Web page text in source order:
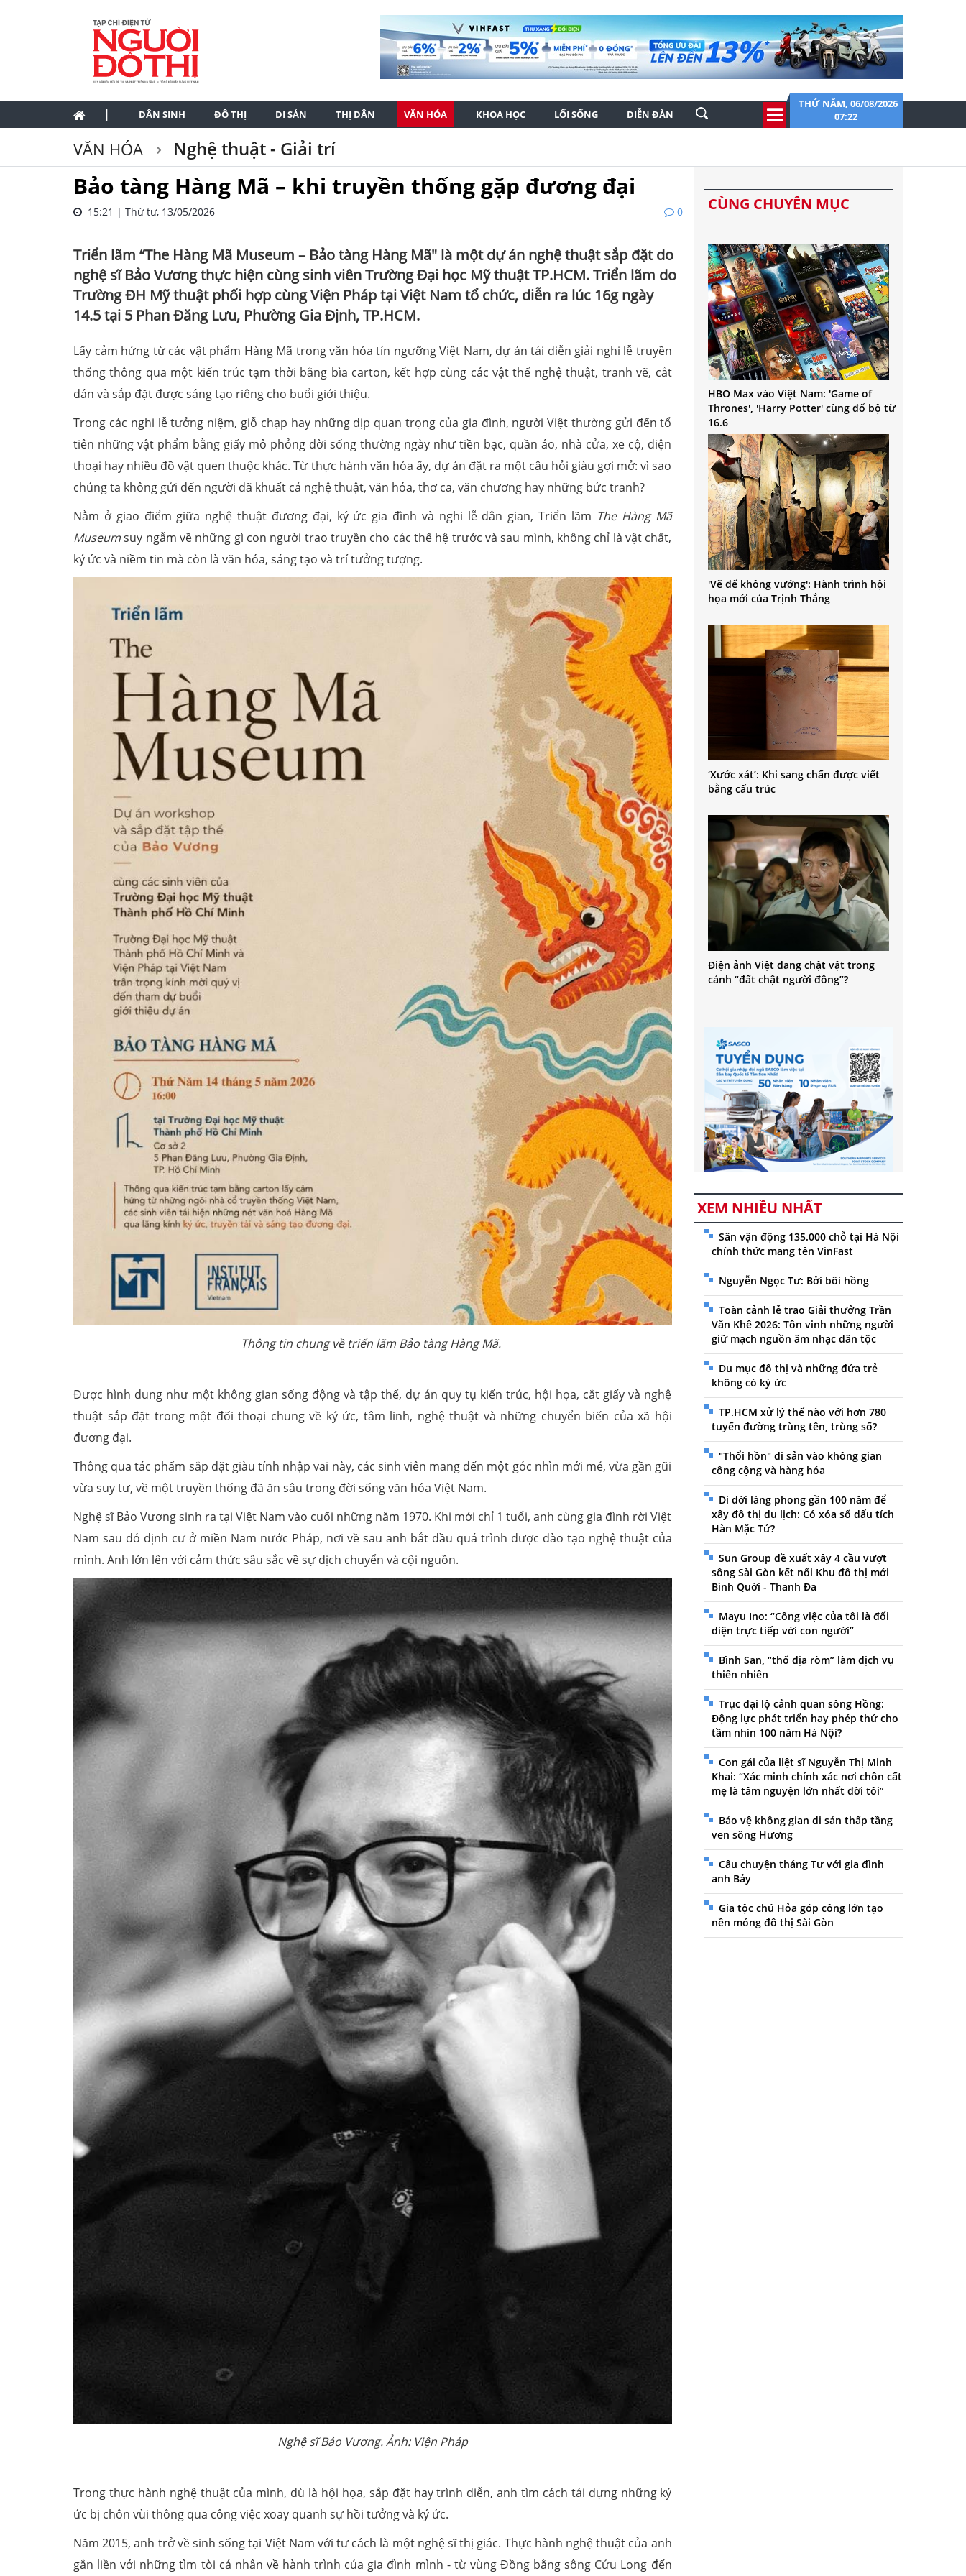
| DÂN SINH ĐÔ THỊ DI SẢN THỊ DÂN VĂN HÓA KHOA HỌC LỐI SỐNG DIỄN ĐÀN
THỨ NĂM, 06/08/2026
07:22
VĂN HÓA Nghệ thuật - Giải trí
Bảo tàng Hàng Mã – khi truyền thống gặp đương đại
15:21 | Thứ tư, 13/05/2026 0
Triển lãm “The Hàng Mã Museum – Bảo tàng Hàng Mã" là một dự án nghệ thuật sắp đặt do
nghệ sĩ Bảo Vương thực hiện cùng sinh viên Trường Đại học Mỹ thuật TP.HCM. Triển lãm do
Trường ĐH Mỹ thuật phối hợp cùng Viện Pháp tại Việt Nam tổ chức, diễn ra lúc 16g ngày
14.5 tại 5 Phan Đăng Lưu, Phường Gia Định, TP.HCM.
Lấy cảm hứng từ các vật phẩm Hàng Mã trong văn hóa tín ngưỡng Việt Nam, dự án tái diễn giải nghi lễ truyền
thống thông qua một kiến trúc tạm thời bằng bìa carton, kết hợp cùng các vật thể nghệ thuật, tranh vẽ, cắt
dán và sắp đặt được sáng tạo riêng cho buổi giới thiệu.
Trong các nghi lễ tưởng niệm, giỗ chạp hay những dịp quan trọng của gia đình, người Việt thường gửi đến tổ
tiên những vật phẩm bằng giấy mô phỏng đời sống thường ngày như tiền bạc, quần áo, nhà cửa, xe cộ, điện
thoại hay nhiều đồ vật quen thuộc khác. Từ thực hành văn hóa ấy, dự án đặt ra một câu hỏi giàu gợi mở: vì sao
chúng ta không gửi đến người đã khuất cả nghệ thuật, văn hóa, thơ ca, văn chương hay những bức tranh?
Nằm ở giao điểm giữa nghệ thuật đương đại, ký ức gia đình và nghi lễ dân gian, Triển lãm The Hàng Mã
Museumsuy ngẫm về những gì con người trao truyền cho các thế hệ trước và sau mình, không chỉ là vật chất,
ký ức và niềm tin mà còn là văn hóa, sáng tạo và trí tưởng tượng.
Thông tin chung về triển lãm Bảo tàng Hàng Mã.
Được hình dung như một không gian sống động và tập thể, dự án quy tụ kiến trúc, hội họa, cắt giấy và nghệ
thuật sắp đặt trong một đối thoại chung về ký ức, tâm linh, nghệ thuật và những chuyển biến của xã hội
đương đại.
Thông qua tác phẩm sắp đặt giàu tính nhập vai này, các sinh viên mang đến một góc nhìn mới mẻ, vừa gần gũi
vừa suy tư, về một truyền thống đã ăn sâu trong đời sống văn hóa Việt Nam.
Nghệ sĩ Bảo Vương sinh ra tại Việt Nam vào cuối những năm 1970. Khi mới chỉ 1 tuổi, anh cùng gia đình rời Việt
Nam sau đó định cư ở miền Nam nước Pháp, nơi về sau anh bắt đầu quá trình được đào tạo nghệ thuật của
mình. Anh lớn lên với cảm thức sâu sắc về sự dịch chuyển và cội nguồn.
Nghệ sĩ Bảo Vương. Ảnh: Viện Pháp
Trong thực hành nghệ thuật của mình, dù là hội họa, sắp đặt hay trình diễn, anh tìm cách tái dựng những ký
ức bị chôn vùi thông qua công việc xoay quanh sự hồi tưởng và ký ức.
Năm 2015, anh trở về sinh sống tại Việt Nam với tư cách là một nghệ sĩ thị giác. Thực hành nghệ thuật của anh
gắn liền với những tìm tòi cá nhân về hành trình của gia đình mình - từ vùng Đồng bằng sông Cửu Long đến
CÙNG CHUYÊN MỤC
HBO Max vào Việt Nam: 'Game of
Thrones', 'Harry Potter' cùng đổ bộ từ
16.6
'Vẽ để không vướng': Hành trình hội
họa mới của Trịnh Thắng
‘Xước xát’: Khi sang chấn được viết
bằng cấu trúc
Điện ảnh Việt đang chật vật trong
cảnh “đất chật người đông”?
XEM NHIỀU NHẤT
Sân vận động 135.000 chỗ tại Hà Nội
chính thức mang tên VinFast
Nguyễn Ngọc Tư: Bởi bôi hồng
Toàn cảnh lễ trao Giải thưởng Trần
Văn Khê 2026: Tôn vinh những người
giữ mạch nguồn âm nhạc dân tộc
Du mục đô thị và những đứa trẻ
không có ký ức
TP.HCM xử lý thế nào với hơn 780
tuyến đường trùng tên, trùng số?
"Thổi hồn" di sản vào không gian
công cộng và hàng hóa
Di dời làng phong gần 100 năm để
xây đô thị du lịch: Có xóa sổ dấu tích
Hàn Mặc Tử?
Sun Group đề xuất xây 4 cầu vượt
sông Sài Gòn kết nối Khu đô thị mới
Bình Quới - Thanh Đa
Mayu Ino: “Công việc của tôi là đối
diện trực tiếp với con người”
Bình San, “thổ địa ròm” làm dịch vụ
thiên nhiên
Trục đại lộ cảnh quan sông Hồng:
Động lực phát triển hay phép thử cho
tầm nhìn 100 năm Hà Nội?
Con gái của liệt sĩ Nguyễn Thị Minh
Khai: “Xác minh chính xác nơi chôn cất
mẹ là tâm nguyện lớn nhất đời tôi”
Bảo vệ không gian di sản thấp tầng
ven sông Hương
Câu chuyện tháng Tư với gia đình
anh Bảy
Gia tộc chú Hỏa góp công lớn tạo
nền móng đô thị Sài Gòn